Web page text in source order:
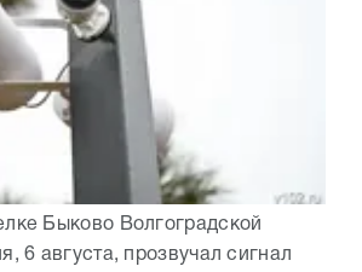
Быково Волгоградской
6 августа, прозвучал сигнал